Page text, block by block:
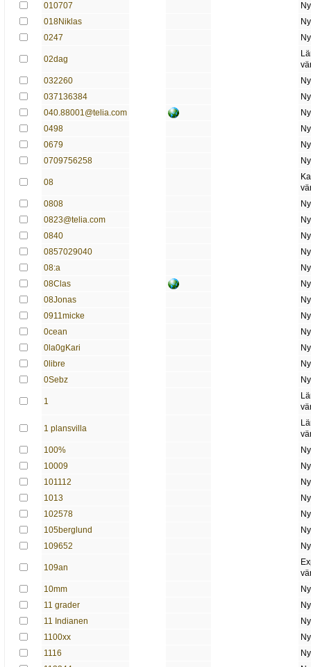
010707
018Niklas
0247
02dag
032260
037136384
040.88001@telia.com
0498
0679
0709756258
08
0808
0823@telia.com
0840
0857029040
08:a
08Clas
08Jonas
0911micke
0cean
0la0gKari
0libre
0Sebz
1
1 plansvilla
100%
10009
101112
1013
102578
105berglund
109652
109an
10mm
11 grader
11 Indianen
1100xx
1116